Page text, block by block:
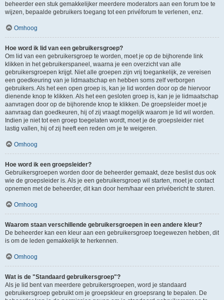
beheerder een stuk gemakkelijker meerdere moderators aan een forum toe te
wijzen, bepaalde gebruikers toegang tot een privéforum te verlenen, enz.
Omhoog
Hoe word ik lid van een gebruikersgroep?
Om lid van een gebruikersgroep te worden, moet je op de bijhorende link
klikken in het gebruikerspaneel, waarna je een overzicht van alle
gebruikersgroepen krijgt. Niet alle groepen zijn vrij toegankelijk, ze vereisen
een goedkeuring van je lidmaatschap en hebben soms zelf verborgen
gebruikers. Als het een open groep is, kan je lid worden door op de hiervoor
dienende knop te klikken. Als het een gesloten groep is, kan je je lidmaatschap
aanvragen door op de bijhorende knop te klikken. De groepsleider moet je
aanvraag dan goedkeuren, hij of zij vraagt mogelijk waarom je lid wil worden.
Indien je niet tot een groep toegelaten wordt, moet je de groepsleider niet
lastig vallen, hij of zij heeft een reden om je te weigeren.
Omhoog
Hoe word ik een groepsleider?
Gebruikersgroepen worden door de beheerder gemaakt, deze beslist dus ook
wie de groepsleider is. Als je een gebruikersgroep wil starten, moet je contact
opnemen met de beheerder, dit kan door hem/haar een privébericht te sturen.
Omhoog
Waarom staan verschillende gebruikersgroepen in een andere kleur?
De beheerder kan een kleur aan een gebruikersgroep toegewezen hebben, dit
is om de leden gemakkelijk te herkennen.
Omhoog
Wat is de "Standaard gebruikersgroep"?
Als je lid bent van meerdere gebruikersgroepen, word je standaard
gebruikersgroep gebruikt om je groepskleur en groepsrang te bepalen. De